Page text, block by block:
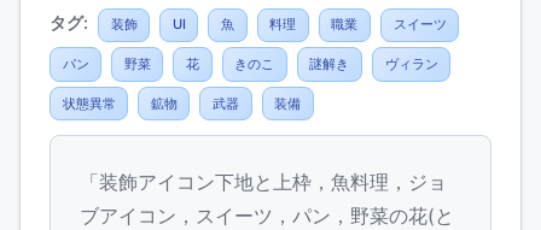
タグ: 装飾 UI 魚 料理 職業 スイーツ
パン 野菜 花 きのこ 謎解き ヴィラン
状態異常 鉱物 武器 装備
「装飾アイコン下地と上枠，魚料理，ジョ
ブアイコン，スイーツ，パン，野菜の花(と